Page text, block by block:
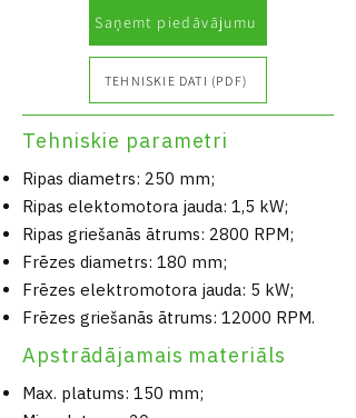
Saņemt piedāvājumu
TEHNISKIE DATI (PDF)
Tehniskie parametri
Ripas diametrs: 250 mm;
Ripas elektomotora jauda: 1,5 kW;
Ripas griešanās ātrums: 2800 RPM;
Frēzes diametrs: 180 mm;
Frēzes elektromotora jauda: 5 kW;
Frēzes griešanās ātrums: 12000 RPM.
Apstrādājamais materiāls
Max. platums: 150 mm;